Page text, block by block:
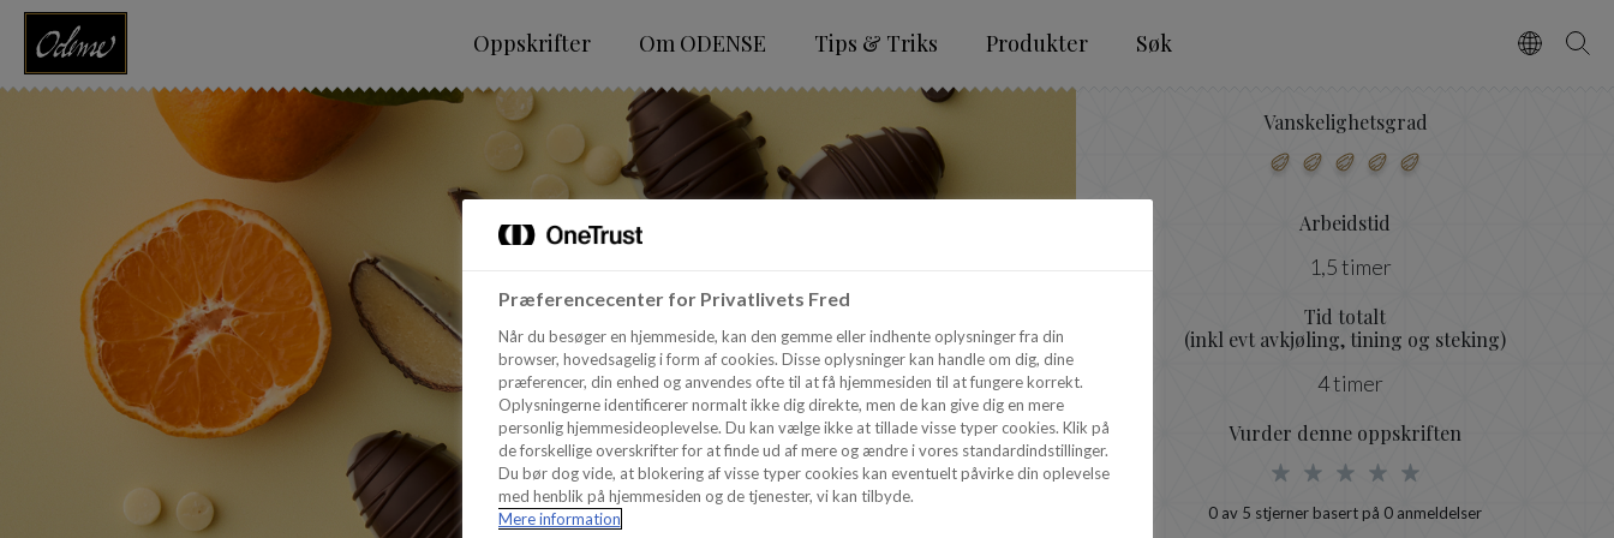
Oppskrifter Om ODENSE Tips & Triks Produkter Søk VælgSøg
Vanskelighetsgrad
Arbeidstid
1,5 timer
Tid totalt
(inkl evt avkjøling, tining og steking)
4 timer
Vurder denne oppskriften
0 av 5 stjerner basert på 0 anmeldelser
Præferencecenter for Privatlivets Fred
Når du besøger en hjemmeside, kan den gemme eller indhente oplysninger fra din
browser, hovedsagelig i form af cookies. Disse oplysninger kan handle om dig, dine
præferencer, din enhed og anvendes ofte til at få hjemmesiden til at fungere korrekt.
Oplysningerne identificerer normalt ikke dig direkte, men de kan give dig en mere
personlig hjemmesideoplevelse. Du kan vælge ikke at tillade visse typer cookies. Klik på
de forskellige overskrifter for at finde ud af mere og ændre i vores standardindstillinger.
Du bør dog vide, at blokering af visse typer cookies kan eventuelt påvirke din oplevelse
med henblik på hjemmesiden og de tjenester, vi kan tilbyde.
Mere information